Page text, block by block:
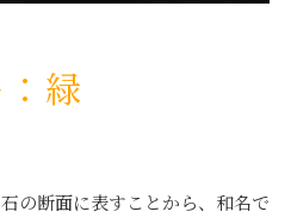
緑
の断面に表すことから、和名で